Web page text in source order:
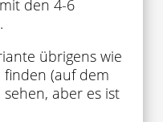
den 4-6
übrigens wie
(auf dem
aber es ist